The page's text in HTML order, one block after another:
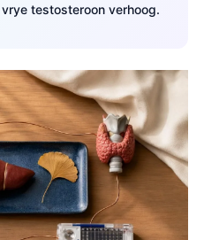
testosteroon verhoog.